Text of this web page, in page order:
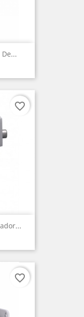
De...
favorite_border
favorite_border